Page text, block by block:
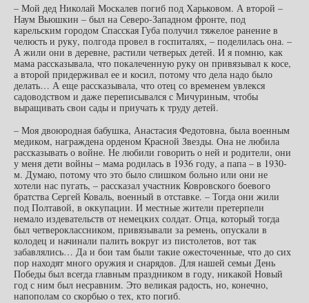
– Мой дед Николай Москалев погиб под Харьковом. А второй –
Наум Вьюшкин – был на Северо-Западном фронте, под
карельским городом Спасская Губа получил тяжелое ранение в
челюсть и руку, полгода провел в госпиталях, – поделилась она. –
А жили они в деревне, растили четверых детей. И я помню, как
мама рассказывала, что покалеченную руку он привязывал к косе,
а второй придерживал ее и косил, потому что дела надо было
делать… А еще рассказывала, что отец со временем увлекся
садоводством и даже переписывался с Мичуриным, чтобы
выращивать свои сады и приучать к труду детей.
– Моя двоюродная бабушка, Анастасия Федотовна, была военным
медиком, награждена орденом Красной Звезды. Она не любила
рассказывать о войне. Не любили говорить о ней и родители, они
у меня дети войны – мама родилась в 1936 году, а папа – в 1930-
м. Думаю, потому что это было слишком больно или они не
хотели нас пугать, – рассказал участник Ковровского боевого
братства Сергей Коваль, военный в отставке. – Тогда они жили
под Полтавой, в оккупации. И местные жители претерпели
немало издевательств от немецких солдат. Отца, который тогда
был четвероклассником, привязывали за ремень, опускали в
колодец и начинали палить вокруг из пистолетов, вот так
забавлялись… Да и бои там были такие ожесточенные, что до сих
пор находят много оружия и снарядов. Для нашей семьи День
Победы был всегда главным праздником в году, никакой Новый
год с ним был несравним. Это великая радость, но, конечно,
напополам со скорбью о тех, кто погиб.